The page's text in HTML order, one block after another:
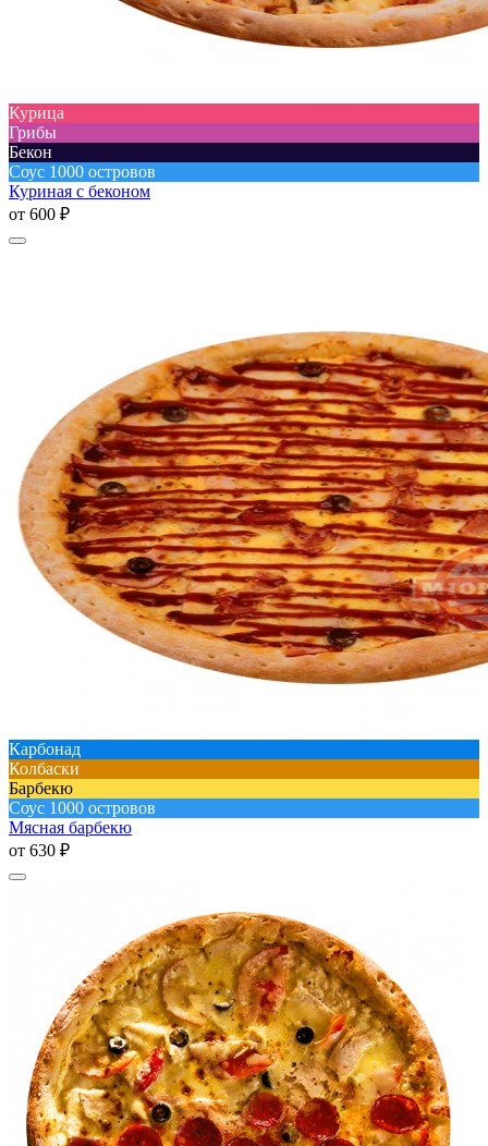
Курица
Грибы
Бекон
Соус 1000 островов
Куриная с беконом
от 600 ₽
Карбонад
Колбаски
Барбекю
Соус 1000 островов
Мясная барбекю
от 630 ₽